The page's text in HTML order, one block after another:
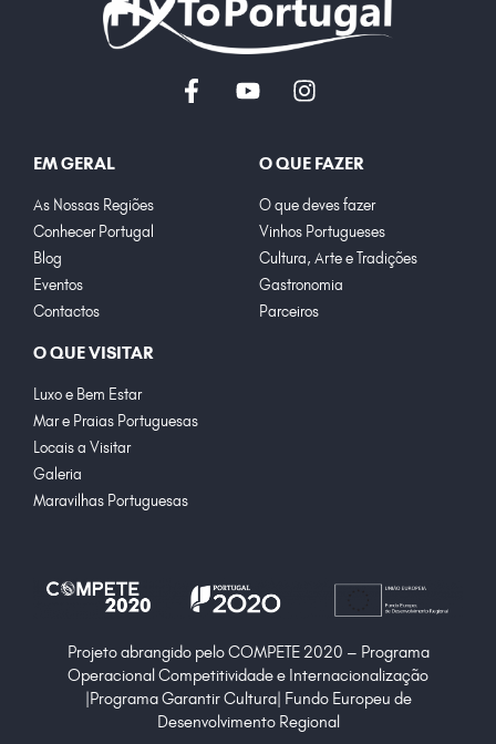
EM GERAL
As Nossas Regiões
Conhecer Portugal
Blog
Eventos
Contactos
O QUE FAZER
O que deves fazer
Vinhos Portugueses
Cultura, Arte e Tradições
Gastronomia
Parceiros
O QUE VISITAR
Luxo e Bem Estar
Mar e Praias Portuguesas
Locais a Visitar
Galeria
Maravilhas Portuguesas
Projeto abrangido pelo COMPETE 2020 – Programa
Operacional Competitividade e Internacionalização
|Programa Garantir Cultura| Fundo Europeu de
Desenvolvimento Regional